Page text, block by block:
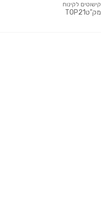
קישוטים לקינוח
מק"טTOP21